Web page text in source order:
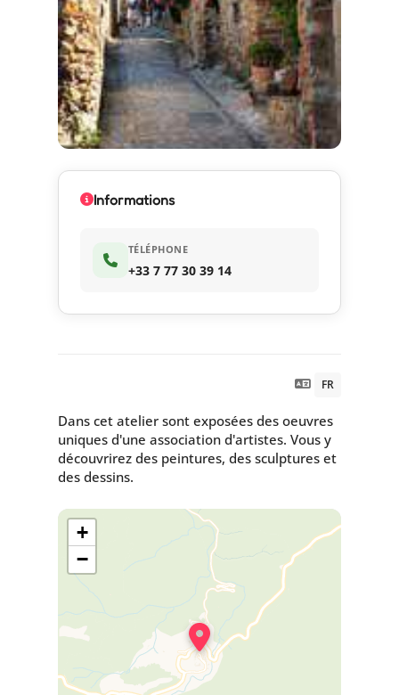
FR
Dans cet atelier sont exposées des oeuvres
uniques d'une association d'artistes. Vous y
découvrirez des peintures, des sculptures et
des dessins.
+
−
Informations
TÉLÉPHONE
+33 7 77 30 39 14